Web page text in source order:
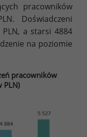
pracowników
Doświadczeni
a starsi 4884
na poziomie
pracowników
PLN)